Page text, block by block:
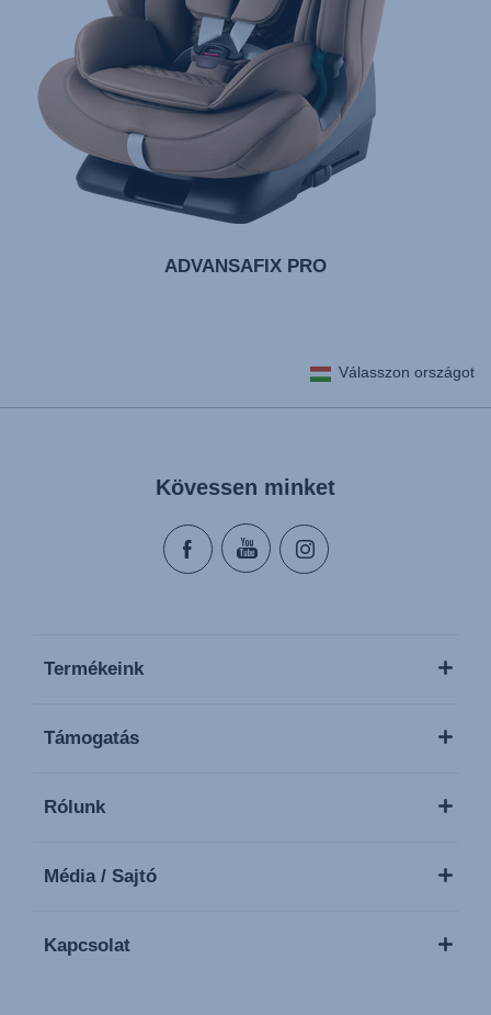
ADVANSAFIX PRO
Válasszon országot
Kövessen minket
Termékeink
Támogatás
Rólunk
Média / Sajtó
Kapcsolat